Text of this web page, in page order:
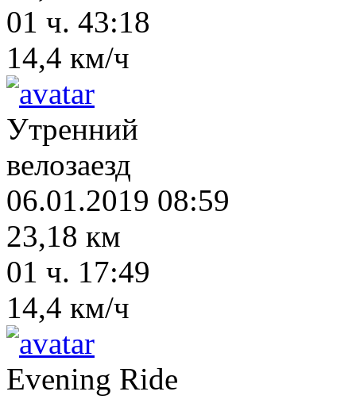
01 ч. 43:18
14,4 км/ч
Утренний
велозаезд
06.01.2019 08:59
23,18 км
01 ч. 17:49
14,4 км/ч
Evening Ride